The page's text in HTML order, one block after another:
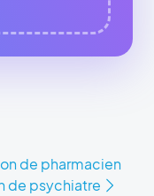
de pharmacien
de psychiatre